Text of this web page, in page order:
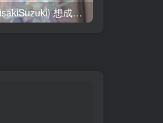
铃木美咲(MisakiSuzuki) 想成为你的偶像（大耳狗瑶篇） [27P-1V-2.24GB]